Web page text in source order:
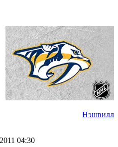
Нэшвилл
04:30